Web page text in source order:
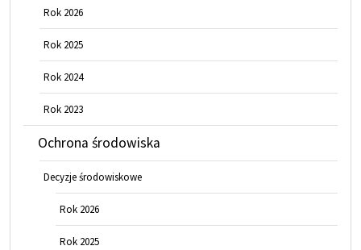
Rok 2026
Rok 2025
Rok 2024
Rok 2023
Ochrona środowiska
Decyzje środowiskowe
Rok 2026
Rok 2025